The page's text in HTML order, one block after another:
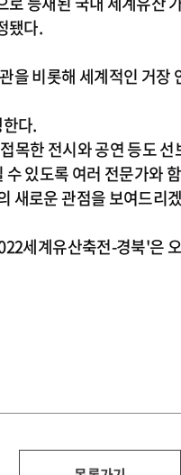
됐다.
을 비롯해 세계적인 거
다.
목한 전시와 공연 등도 선
있도록 여러 전문가와
새로운 관점을 보여드리
세계유산축전-경북'은